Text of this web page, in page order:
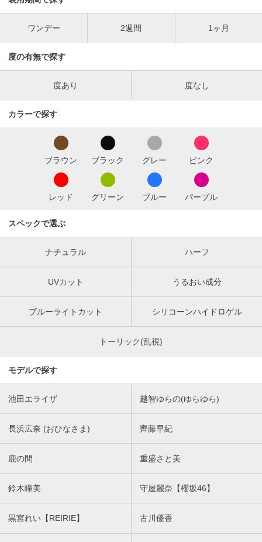
ワンデー 2週間 1ヶ月
度の有無で探す
度あり 度なし
カラーで探す
ブラウン ブラック グレー ピンク
レッド グリーン ブルー パープル
スペックで選ぶ
ナチュラル ハーフ
UVカット うるおい成分
ブルーライトカット シリコーンハイドロゲル
トーリック(乱視)
モデルで探す
池田エライザ 越智ゆらの(ゆらゆら)
長浜広奈 (おひなさま) 齊藤早紀
鹿の間 重盛さと美
鈴木瞳美 守屋麗奈【櫻坂46】
黒宮れい【REIRIE】 古川優香